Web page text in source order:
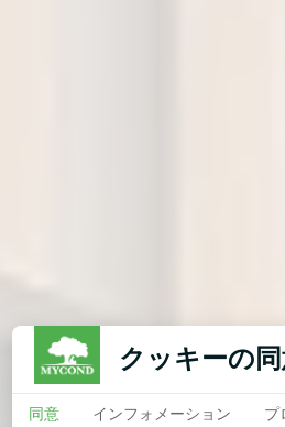
クッキーの
同意 インフォメーション プ